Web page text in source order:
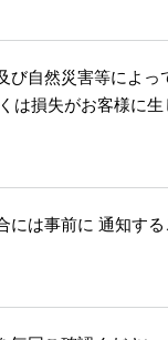
自然災害等によ
損失がお客様に
は事前に 通知す